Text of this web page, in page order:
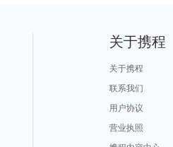
关于携程
关于携程
联系我们
用户协议
营业执照